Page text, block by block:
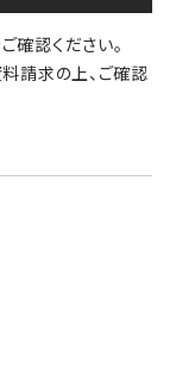
確認ください。
請求の上、ご確認